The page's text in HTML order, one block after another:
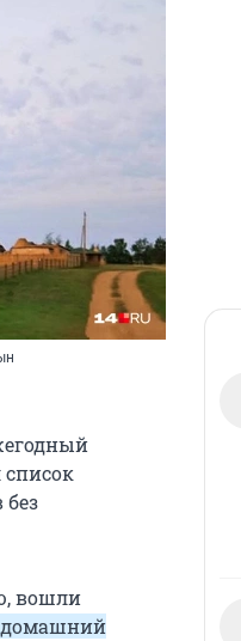
без
вошли
домашний